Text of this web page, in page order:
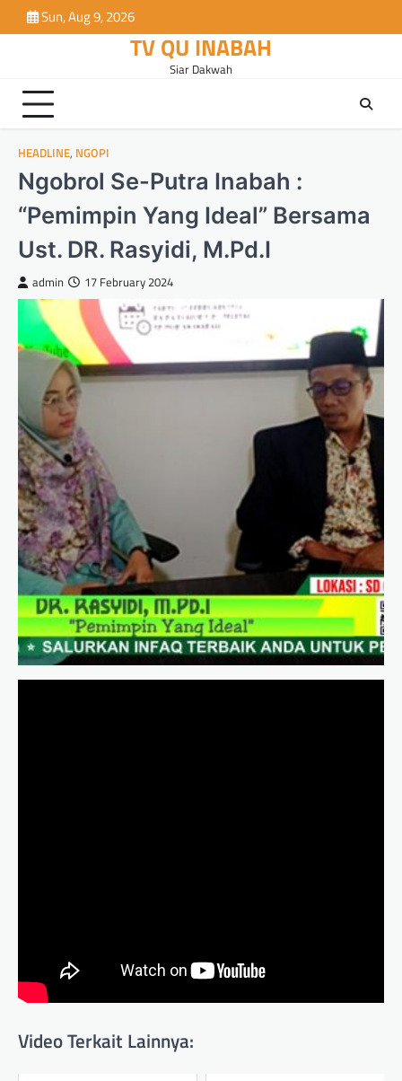
to
Sun, Aug 9, 2026
TV QU INABAH
Siar Dakwah
HEADLINE, NGOPI
Ngobrol Se-Putra Inabah :
“Pemimpin Yang Ideal” Bersama
Ust. DR. Rasyidi, M.Pd.I
admin 17 February 2024
Video Terkait Lainnya: